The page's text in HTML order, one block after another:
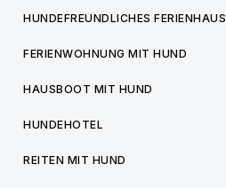
HUNDEFREUNDLICHES FERIENHAUS
FERIENWOHNUNG MIT HUND
HAUSBOOT MIT HUND
HUNDEHOTEL
REITEN MIT HUND